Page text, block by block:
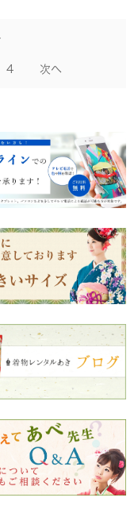
4 次へ